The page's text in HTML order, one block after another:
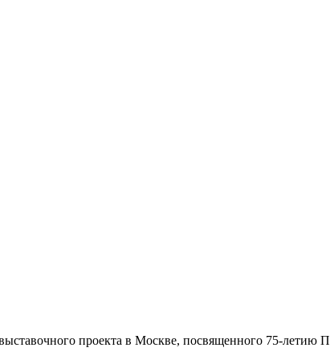
проекта в Москве, посвященного 75-летию